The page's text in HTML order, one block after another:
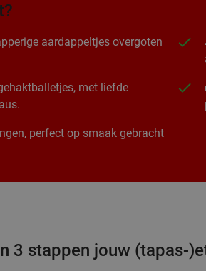
aardappeltjes overgoten
met liefde
perfect op smaak gebracht
3 stappen jouw (tapas-